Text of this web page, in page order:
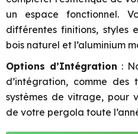
un espace fonctionnel.
différentes finitions, styles
bois naturel et l’aluminium
Options d’Intégration :
d’intégration, comme
systèmes de vitrage, pour
de votre pergola toute